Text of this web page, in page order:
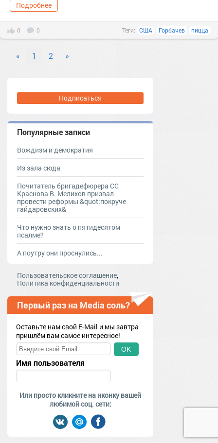
Подробнее
0 0 Теги: США Горбачев пицца
« 1 2 »
Подписаться
Популярные записи
Вождизм и демократия
Из зала сюда
Почитатель бригадефюрера СС
Краснова В. Мелихов призвал
провести реформы &quot;покруче
гайдаровских&
Что нужно знать о пятидесятом
псалме?
А поутру они проснулись...
Пользовательское соглашение,
Политика конфиденциальности
Первый раз на Media соль?
Оставьте нам свой E-Mail и мы завтра
пришлём вам самое интересное!
OK
Имя пользователя
Или просто кликните на иконку вашей
любимой соц. сети: